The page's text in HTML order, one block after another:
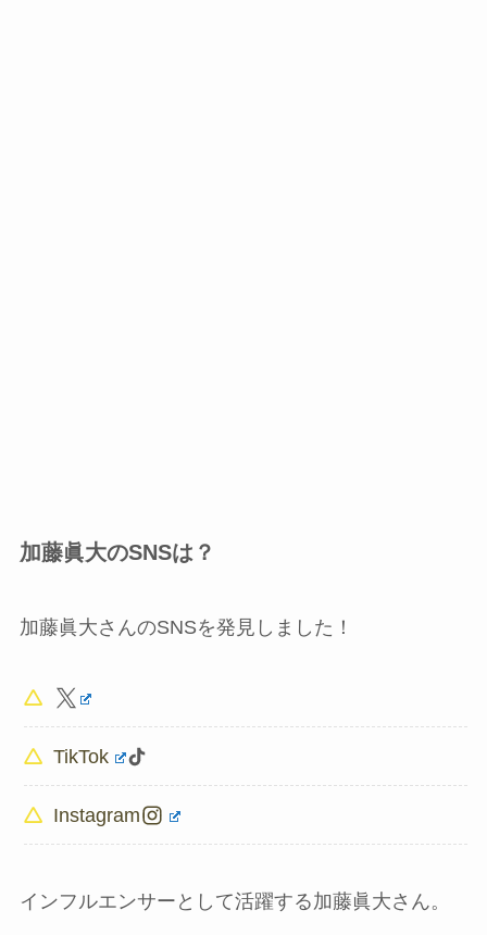
加藤眞大のSNSは？
加藤眞大さんのSNSを発見しました！
TikTok
Instagram
インフルエンサーとして活躍する加藤眞大さん。